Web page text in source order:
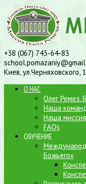
+38 (067) 743-64-83
Киев, ул.Черняховского,
О НАС
Олег Ремез.
Наша
Наша миссия
FAQs
ОБУЧЕНИЕ
Божьего»